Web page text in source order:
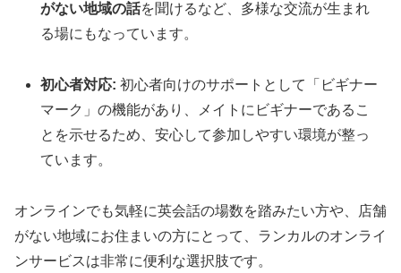
がない地域の話を聞けるなど、多様な交流が生まれ
る場にもなっています。
初心者対応: 初心者向けのサポートとして「ビギナー
マーク」の機能があり、メイトにビギナーであるこ
とを示せるため、安心して参加しやすい環境が整っ
ています。
オンラインでも気軽に英会話の場数を踏みたい方や、店舗
がない地域にお住まいの方にとって、ランカルのオンライ
ンサービスは非常に便利な選択肢です。